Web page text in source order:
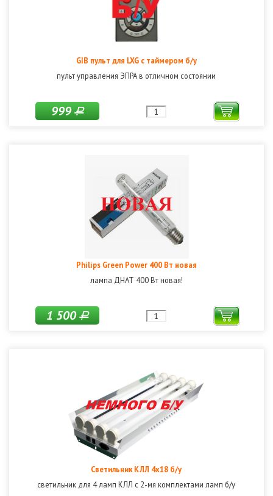
GIB пульт для LXG с таймером б/у
пульт управления ЭПРА в отличном состоянии
999Р
Philips Green Power 400 Вт новая
лампа ДНАТ 400 Вт новая!
1 500Р
Светильник КЛЛ 4х18 б/у
светильник для 4 ламп КЛЛ с 2-мя комплектами ламп б/у